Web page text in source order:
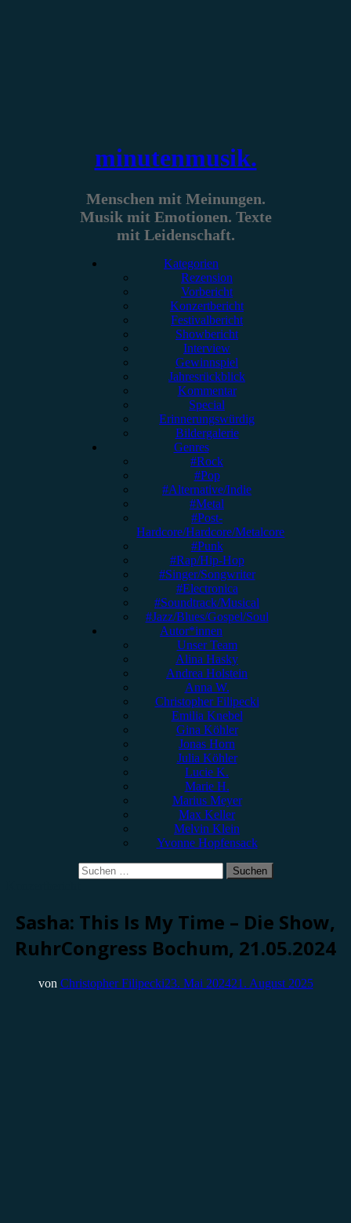
minutenmusik.
Menschen mit Meinungen.
Musik mit Emotionen. Texte
mit Leidenschaft.
Kategorien
Rezension
Vorbericht
Konzertbericht
Festivalbericht
Showbericht
Interview
Gewinnspiel
Jahresrückblick
Kommentar
Special
Erinnerungswürdig
Bildergalerie
Genres
#Rock
#Pop
#Alternative/Indie
#Metal
#Post-
Hardcore/Hardcore/Metalcore
#Punk
#Rap/Hip-Hop
#Singer/Songwriter
#Electronica
#Soundtrack/Musical
#Jazz/Blues/Gospel/Soul
Autor*innen
Unser Team
Alina Hasky
Andrea Holstein
Anna W.
Christopher Filipecki
Emilia Knebel
Gina Köhler
Jonas Horn
Julia Köhler
Lucie K.
Marie H.
Marius Meyer
Max Keller
Melvin Klein
Yvonne Hopfensack
Suchen
nach:
Sasha: This Is My Time – Die Show,
RuhrCongress Bochum, 21.05.2024
von Christopher Filipecki23. Mai 202421. August 2025